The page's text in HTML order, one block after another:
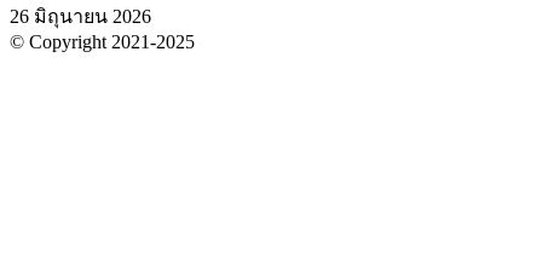
26 มิถุนายน 2026
© Copyright 2021-2025